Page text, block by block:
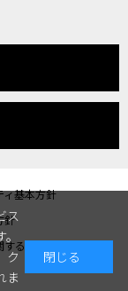
ィ基本方針
針
る表記
ス
ク
ま
閉じる